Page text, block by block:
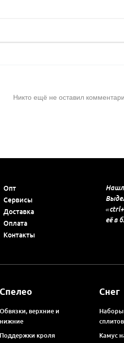
Никто ещё не оставил
Опт
Сервисы
Доставка
Оплата
Контакты
её в
Спелео
Обвязки, верхние и
нижние
Поддержки кроля
Снег
сплитов
Камус